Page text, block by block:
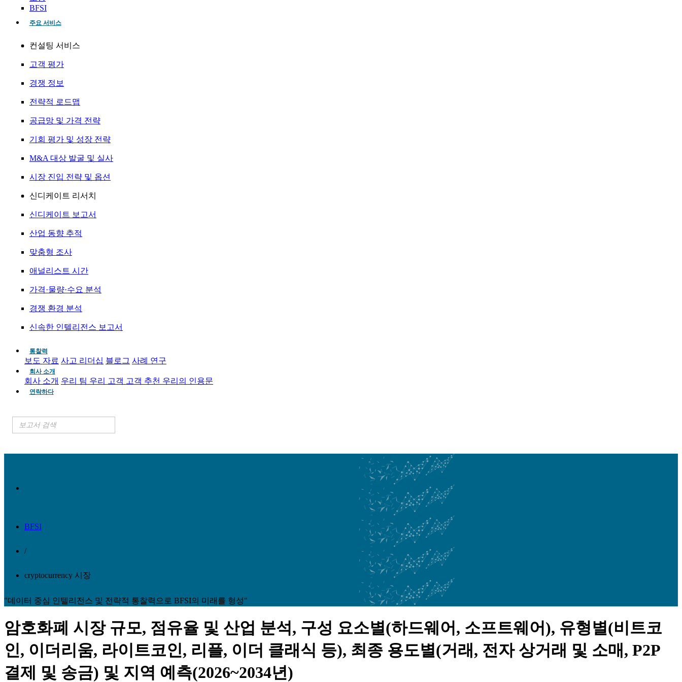
BFSI
주요 서비스
컨설팅 서비스
고객 평가
경쟁 정보
전략적 로드맵
공급망 및 가격 전략
기회 평가 및 성장 전략
M&A 대상 발굴 및 실사
시장 진입 전략 및 옵션
신디케이트 리서치
신디케이트 보고서
산업 동향 추적
맞춤형 조사
애널리스트 시간
가격·물량·수요 분석
경쟁 환경 분석
신속한 인텔리전스 보고서
통찰력
보도 자료 사고 리더십 블로그 사례 연구
회사 소개
회사 소개 우리 팀 우리 고객 고객 추천 우리의 인용문
연락하다
BFSI
/
cryptocurrency 시장
"데이터 중심 인텔리전스 및 전략적 통찰력으로 BFSI의 미래를 형성"
암호화폐 시장 규모, 점유율 및 산업 분석, 구성 요소별(하드웨어, 소프트웨어), 유형별(비트코
인, 이더리움, 라이트코인, 리플, 이더 클래식 등), 최종 용도별(거래, 전자 상거래 및 소매, P2P
결제 및 송금) 및 지역 예측(2026~2034년)